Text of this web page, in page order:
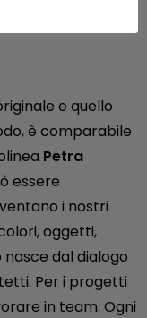
e quello
è comparabile
Petra
essere
i nostri
oggetti,
dal dialogo
Per i progetti
in team. Ogni